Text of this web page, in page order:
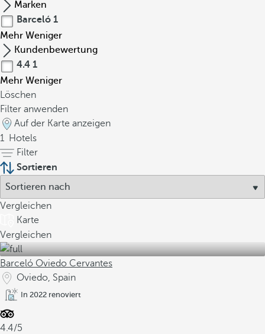
Marken
Barceló 1
Mehr Weniger
Kundenbewertung
4.4 1
Mehr Weniger
Löschen
Filter anwenden
Auf der Karte anzeigen
1 Hotels
Filter
Sortieren
Vergleichen
Karte
Vergleichen
Barceló Oviedo Cervantes
Oviedo, Spain
In 2022 renoviert
4.4/5